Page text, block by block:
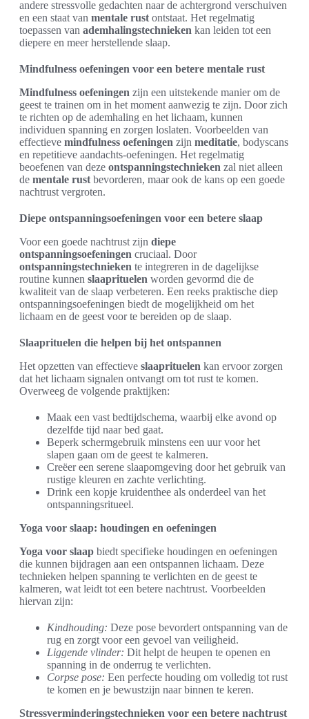
andere stressvolle gedachten naar de achtergrond verschuiven
en een staat van mentale rust ontstaat. Het regelmatig
toepassen van ademhalingstechnieken kan leiden tot een
diepere en meer herstellende slaap.
Mindfulness oefeningen voor een betere mentale rust
Mindfulness oefeningen zijn een uitstekende manier om de
geest te trainen om in het moment aanwezig te zijn. Door zich
te richten op de ademhaling en het lichaam, kunnen
individuen spanning en zorgen loslaten. Voorbeelden van
effectieve mindfulness oefeningen zijn meditatie, bodyscans
en repetitieve aandachts-oefeningen. Het regelmatig
beoefenen van deze ontspanningstechnieken zal niet alleen
de mentale rust bevorderen, maar ook de kans op een goede
nachtrust vergroten.
Diepe ontspanningsoefeningen voor een betere slaap
Voor een goede nachtrust zijn diepe
ontspanningsoefeningen cruciaal. Door
ontspanningstechnieken te integreren in de dagelijkse
routine kunnen slaaprituelen worden gevormd die de
kwaliteit van de slaap verbeteren. Een reeks praktische diep
ontspanningsoefeningen biedt de mogelijkheid om het
lichaam en de geest voor te bereiden op de slaap.
Slaaprituelen die helpen bij het ontspannen
Het opzetten van effectieve slaaprituelen kan ervoor zorgen
dat het lichaam signalen ontvangt om tot rust te komen.
Overweeg de volgende praktijken:
Maak een vast bedtijdschema, waarbij elke avond op
dezelfde tijd naar bed gaat.
Beperk schermgebruik minstens een uur voor het
slapen gaan om de geest te kalmeren.
Creëer een serene slaapomgeving door het gebruik van
rustige kleuren en zachte verlichting.
Drink een kopje kruidenthee als onderdeel van het
ontspanningsritueel.
Yoga voor slaap: houdingen en oefeningen
Yoga voor slaap biedt specifieke houdingen en oefeningen
die kunnen bijdragen aan een ontspannen lichaam. Deze
technieken helpen spanning te verlichten en de geest te
kalmeren, wat leidt tot een betere nachtrust. Voorbeelden
hiervan zijn:
Kindhouding: Deze pose bevordert ontspanning van de
rug en zorgt voor een gevoel van veiligheid.
Liggende vlinder: Dit helpt de heupen te openen en
spanning in de onderrug te verlichten.
Corpse pose: Een perfecte houding om volledig tot rust
te komen en je bewustzijn naar binnen te keren.
Stressverminderingstechnieken voor een betere nachtrust